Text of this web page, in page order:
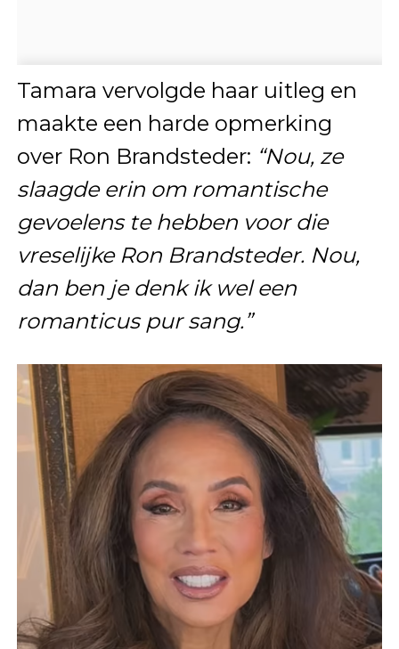
Tamara vervolgde haar uitleg en
maakte een harde opmerking
over Ron Brandsteder: “Nou, ze
slaagde erin om romantische
gevoelens te hebben voor die
vreselijke Ron Brandsteder. Nou,
dan ben je denk ik wel een
romanticus pur sang.”